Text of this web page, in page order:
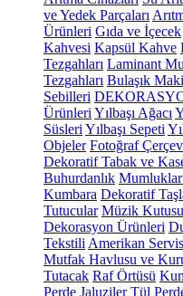
ve Yedek Parçaları
Ürünleri Gıda ve İçecek
Kahvesi Kapsül Kahve
Tezgahları Laminant
Tezgahları Bulaşık
Sebilleri
Ürünleri Yılbaşı Ağacı
Süsleri Yılbaşı Sepeti
Objeler Fotoğraf
Dekoratif Tabak ve
Buhurdanlık Mumluklar
Kumbara Dekoratif
Tutucular Müzik Kutusu
Dekorasyon Ürünleri
Tekstili Amerikan Servis
Mutfak Havlusu ve
Tutacak Raf Örtüsü
Perde Jaluziler Tül